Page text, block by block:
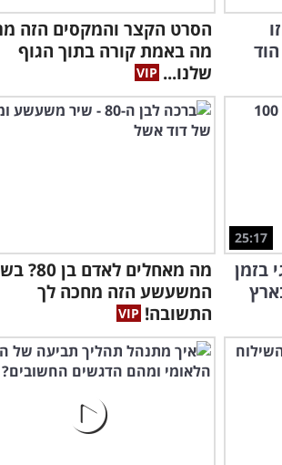
3:52
סיפורו של ניצול השואה
מלמד לקח חשוב על סליחה
ומחילה...
הסרט הקצר והמקסים הזה
מה באמת קורה בתוך הגוף
שלנו...
25:17
בזמן
מה מאחלים לאדם
המשעשע הזה מחכה לך
התשובה!